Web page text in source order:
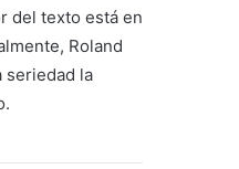
del texto está en
Roland
seriedad la